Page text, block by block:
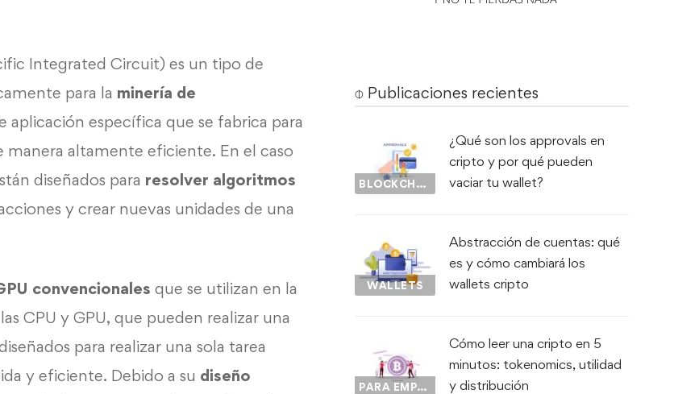
Integrated Circuit) es un tipo de
para la minería de
aplicación específica que se fabrica para
manera altamente eficiente. En el caso
diseñados para resolver algoritmos
y crear nuevas unidades de una
convencionales que se utilizan en la
CPU y GPU, que pueden realizar una
para realizar una sola tarea
y eficiente. Debido a su diseño
⌽ Publicaciones recientes
BLOCKCHAIN
¿Qué son los approvals en
cripto y por qué pueden
vaciar tu wallet?
WALLETS
Abstracción de cuentas: qué
es y cómo cambiará los
wallets cripto
PARA EMPEZAR...
Cómo leer una cripto en 5
minutos: tokenomics, utilidad
y distribución